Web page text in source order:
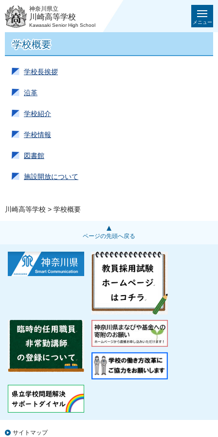
神奈川県立
川崎高等学校
Kawasaki Senior High School
メニュー
学校概要
学校長挨拶
沿革
学校紹介
学校情報
図書館
施設開放について
川崎高等学校 > 学校概要
ページの先頭へ戻る
サイトマップ